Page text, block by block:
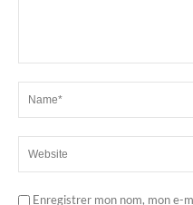
Enregistrer mon nom, mon e-